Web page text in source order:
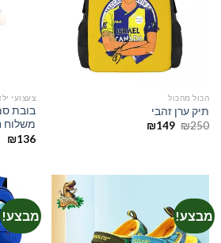
הכול מהכול
תיק ערן זהבי
₪250
המחיר
₪149
המחיר
צעצועי
בובת
משלוח
₪136
מבצע! מבצע!